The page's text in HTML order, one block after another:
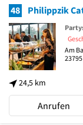
48 Philippzik
24,5 km
Am
23795
Anrufen